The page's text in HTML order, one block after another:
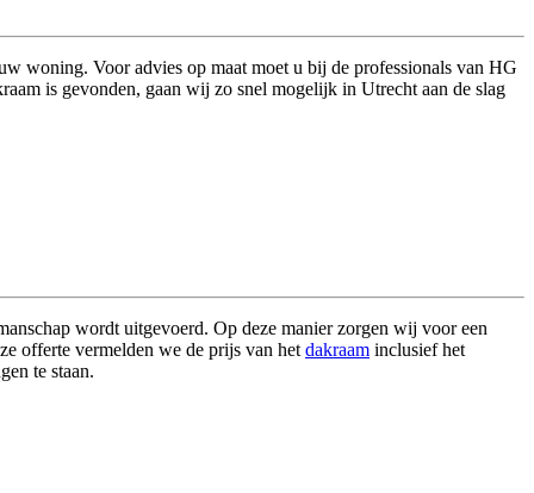
woning. Voor advies op maat moet u bij de professionals van HG
is gevonden, gaan wij zo snel mogelijk in Utrecht aan de slag
wordt uitgevoerd. Op deze manier zorgen wij voor een
offerte vermelden we de prijs van het dakraam inclusief het
te staan.